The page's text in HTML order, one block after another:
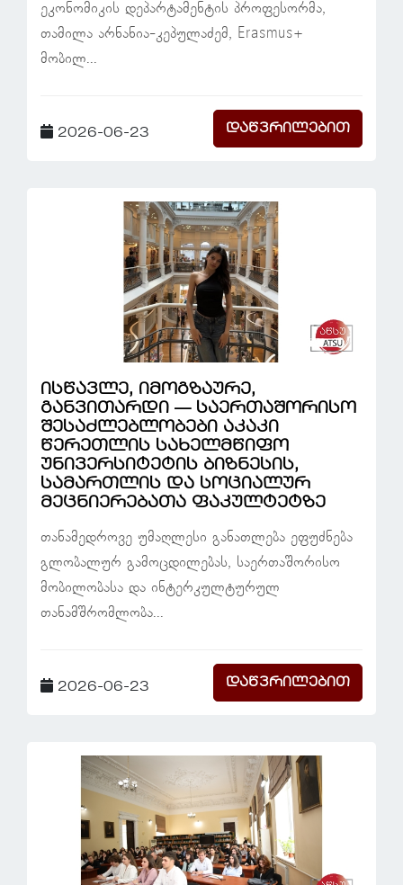
ეკონომიკის დეპარტამენტის პროფესორმა,
თამილა არნანია-კეპულაძემ, Erasmus+
მობილ...
2026-06-23 დაწვრილებით
ისწავლე, იმოგზაურე,
განვითარდი — საერთაშორისო
შესაძლებლობები აკაკი
წერეთლის სახელმწიფო
უნივერსიტეტის ბიზნესის,
სამართლის და სოციალურ
მეცნიერებათა ფაკულტეტზე
თანამედროვე უმაღლესი განათლება ეფუძნება
გლობალურ გამოცდილებას, საერთაშორისო
მობილობასა და ინტერკულტურულ
თანამშრომლობა...
2026-06-23 დაწვრილებით